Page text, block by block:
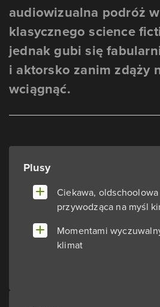
audiowizualna podróż
klasycznego science
jednak gubi się
i aktorsko zanim zdąży
wciągnąć.
Plusy
Ciekawa,
przywodząca na myśl
Momentami
klimat